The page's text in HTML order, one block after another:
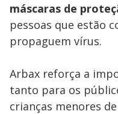
máscaras de
pessoas que estão
propaguem vírus.
Arbax reforça a
tanto para os
crianças menores